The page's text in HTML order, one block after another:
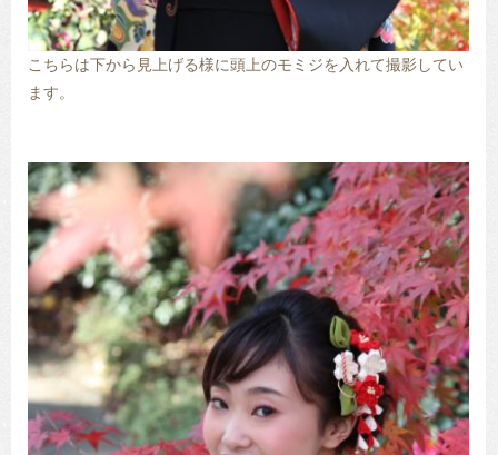
こちらは下から見上げる様に頭上のモミジを入れて撮影してい
ます。